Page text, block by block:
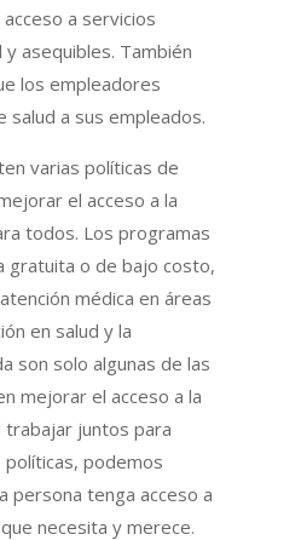
a servicios
asequibles. También
los empleadores
salud a sus empleados.
varias políticas de
el acceso a la
todos. Los programas
gratuita o de bajo costo,
médica en áreas
en salud y la
son solo algunas de las
mejorar el acceso a la
trabajar juntos para
podemos
persona tenga acceso a
necesita y merece.